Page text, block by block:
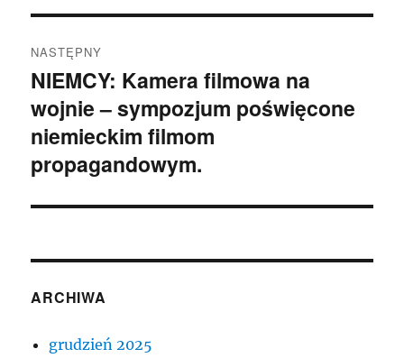
NASTĘPNY
Następny
wpis:
NIEMCY: Kamera filmowa na
wojnie – sympozjum poświęcone
niemieckim filmom
propagandowym.
ARCHIWA
grudzień 2025